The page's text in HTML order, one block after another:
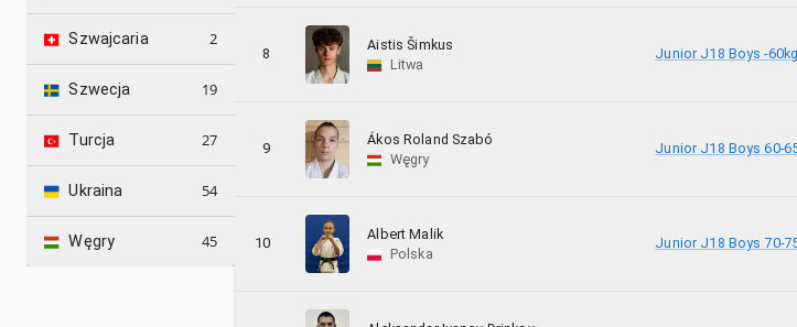
Szwajcaria 2
Szwecja 19
Turcja 27
Ukraina 54
Węgry 45
8
Aistis Šimkus
Litwa
Junior J18 Boys -60kg
9
Ákos Roland Szabó
Węgry
Junior J18 Boys 60-
10
Albert Malik
Polska
Junior J18 Boys 70-